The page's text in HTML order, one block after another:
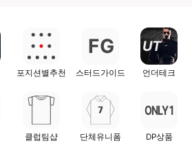
포지션별추천
FG
스터드가이드
UT
언더테크
클럽팀샵 단체유니폼
ONLY 1
DP상품